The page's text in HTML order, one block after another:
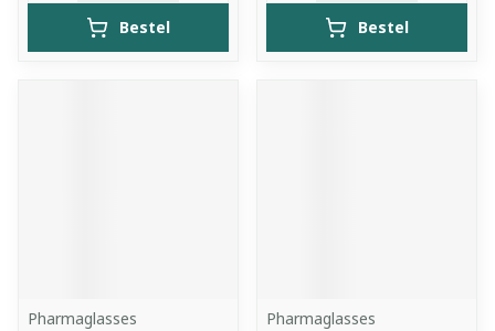
Bestel Bestel
Pharmaglasses
Pharmaglasses